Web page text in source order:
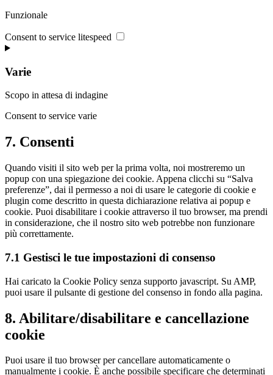
Funzionale
Consent to service litespeed
Varie
Scopo in attesa di indagine
Consent to service varie
7. Consenti
Quando visiti il sito web per la prima volta, noi mostreremo un
popup con una spiegazione dei cookie. Appena clicchi su “Salva
preferenze”, dai il permesso a noi di usare le categorie di cookie e
plugin come descritto in questa dichiarazione relativa ai popup e
cookie. Puoi disabilitare i cookie attraverso il tuo browser, ma prendi
in considerazione, che il nostro sito web potrebbe non funzionare
più correttamente.
7.1 Gestisci le tue impostazioni di consenso
Hai caricato la Cookie Policy senza supporto javascript. Su AMP,
puoi usare il pulsante di gestione del consenso in fondo alla pagina.
8. Abilitare/disabilitare e cancellazione
cookie
Puoi usare il tuo browser per cancellare automaticamente o
manualmente i cookie. È anche possibile specificare che determinati